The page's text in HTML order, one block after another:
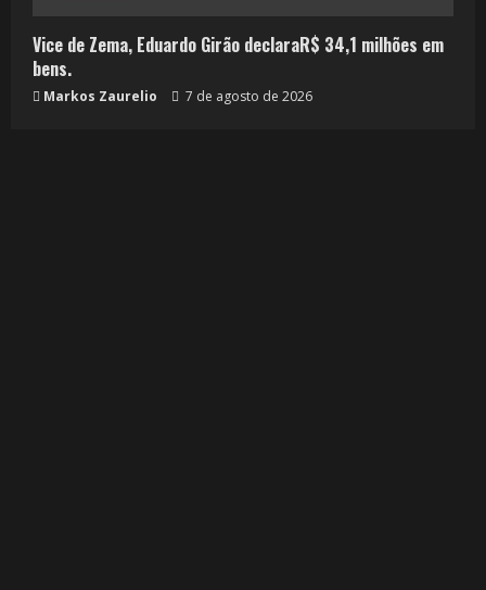
Vice de Zema, Eduardo Girão declaraR$ 34,1 milhões em
bens.
Markos Zaurelio 7 de agosto de 2026